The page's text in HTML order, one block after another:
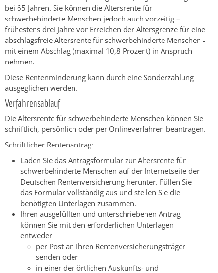
bei 65 Jahren. Sie können die Altersrente für
schwerbehinderte Menschen jedoch auch vorzeitig –
frühestens drei Jahre vor Erreichen der Altersgrenze für eine
abschlagsfreie Altersrente für schwerbehinderte Menschen -
mit einem Abschlag (maximal 10,8 Prozent) in Anspruch
nehmen.
Diese Rentenminderung kann durch eine Sonderzahlung
ausgeglichen werden.
Verfahrensablauf
Die Altersrente für schwerbehinderte Menschen können Sie
schriftlich, persönlich oder per Onlineverfahren beantragen.
Schriftlicher Rentenantrag:
Laden Sie das Antragsformular zur Altersrente für
schwerbehinderte Menschen auf der Internetseite der
Deutschen Rentenversicherung herunter. Füllen Sie
das Formular vollständig aus und stellen Sie die
benötigten Unterlagen zusammen.
Ihren ausgefüllten und unterschriebenen Antrag
können Sie mit den erforderlichen Unterlagen
entweder
per Post an Ihren Rentenversicherungsträger
senden oder
in einer der örtlichen Auskunfts- und